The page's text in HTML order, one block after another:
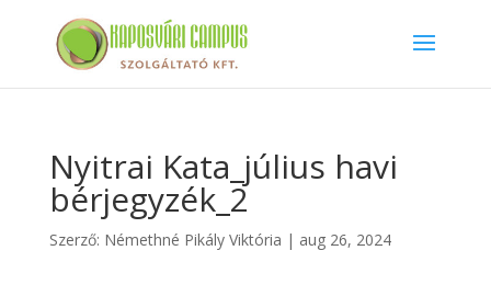
Nyitrai Kata_július havi
bérjegyzék_2
Szerző: Némethné Pikály Viktória | aug 26, 2024